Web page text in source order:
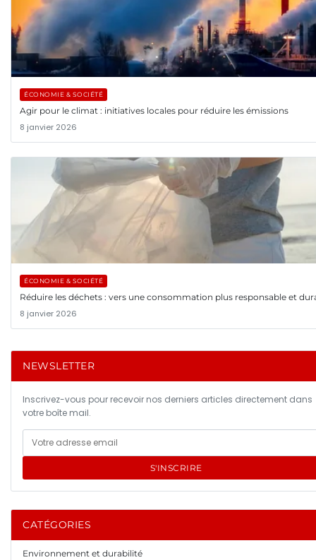
ÉCONOMIE & SOCIÉTÉ
Agir pour le climat : initiatives locales pour réduire les émissions
8 janvier 2026
ÉCONOMIE & SOCIÉTÉ
Réduire les déchets : vers une consommation plus responsable et
8 janvier 2026
NEWSLETTER
Inscrivez-vous pour recevoir nos derniers articles directement dans
votre boîte mail.
S'INSCRIRE
CATÉGORIES
Environnement et durabilité